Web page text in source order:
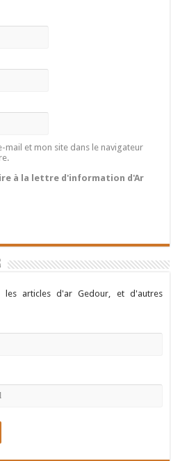
mail et mon site dans le navigateur
à la lettre d'information d'Ar
les articles d'ar Gedour, et d'autres